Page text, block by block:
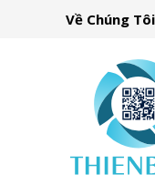
Về Chúng Tôi